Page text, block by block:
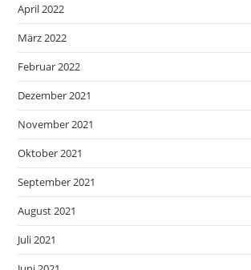
April 2022
März 2022
Februar 2022
Dezember 2021
November 2021
Oktober 2021
September 2021
August 2021
Juli 2021